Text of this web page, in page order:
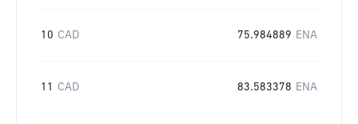
10 CAD 75.984889 ENA
11 CAD 83.583378 ENA